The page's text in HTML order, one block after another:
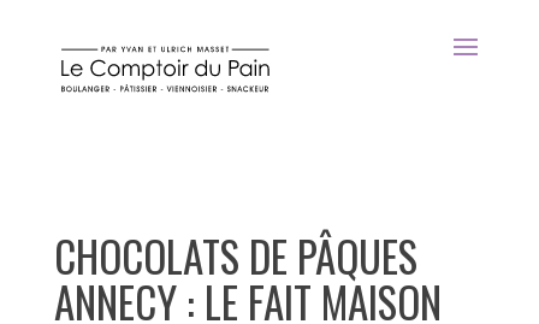
CHOCOLATS DE PÂQUES
ANNECY : LE FAIT MAISON